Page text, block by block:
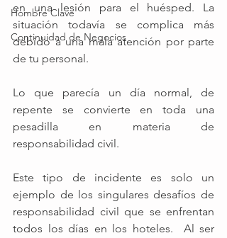
Hombre Clave
Continuidad de Negocios
en una lesión para el huésped. La
situación todavía se complica más
debido a una mala atención por parte
de tu personal.
Lo que parecía un día normal, de
repente se convierte en toda una
pesadilla en materia de
responsabilidad civil.
Este tipo de incidente es solo un
ejemplo de los singulares desafíos de
responsabilidad civil que se enfrentan
todos los días en los hoteles.  Al ser